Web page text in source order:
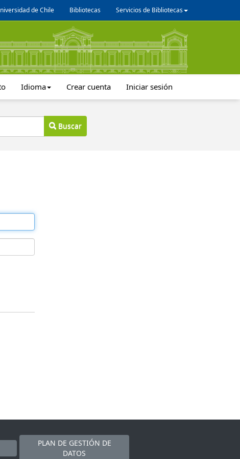
de Chile Bibliotecas Servicios de Bibliotecas
Idioma Crear cuenta Iniciar sesión
Buscar
PLAN DE GESTIÓN DE
DATOS